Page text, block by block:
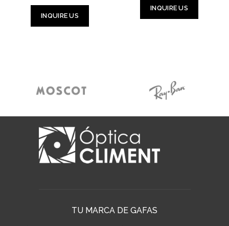
INQUIRE US
INQUIRE US
TU MARCA DE GAFAS